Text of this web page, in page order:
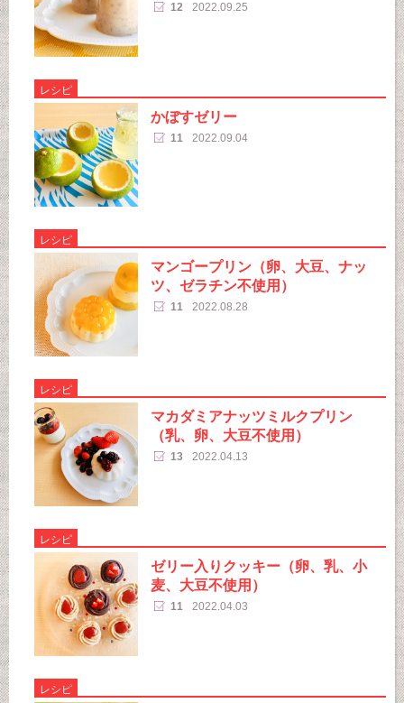
12 2022.09.25
レシピ
かぼすゼリー
11 2022.09.04
レシピ
マンゴープリン（卵、大豆、ナッ
ツ、ゼラチン不使用）
11 2022.08.28
レシピ
マカダミアナッツミルクプリン
（乳、卵、大豆不使用）
13 2022.04.13
レシピ
ゼリー入りクッキー（卵、乳、小
麦、大豆不使用）
11 2022.04.03
レシピ